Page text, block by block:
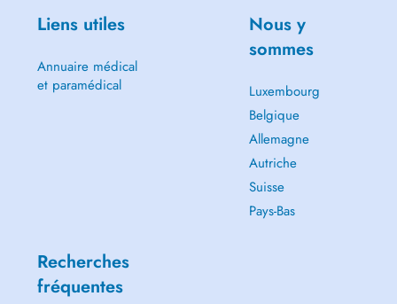
Liens utiles
Annuaire médical
et paramédical
Nous y
sommes
Luxembourg
Belgique
Allemagne
Autriche
Suisse
Pays-Bas
Recherches
fréquentes